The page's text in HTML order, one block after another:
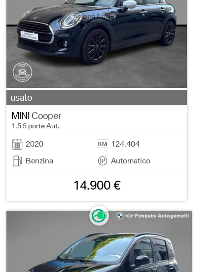
usato
MINI Cooper
1.5 5 porte Aut.
2020
124.404
Benzina
Automatico
14.900 €